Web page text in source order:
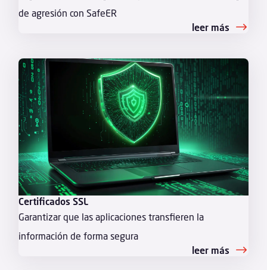
de agresión con SafeER
leer más
Certificados SSL
Garantizar que las aplicaciones transfieren la
información de forma segura
leer más